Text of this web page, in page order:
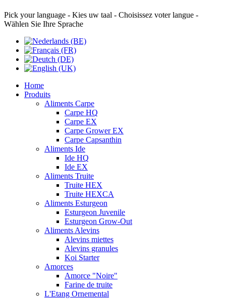
Pick your language - Kies uw taal - Choisissez voter langue -
Wählen Sie Ihre Sprache
Home
Produits
Aliments Carpe
Carpe HQ
Carpe EX
Carpe Grower EX
Carpe Capsanthin
Aliments Ide
Ide HQ
Ide EX
Aliments Truite
Truite HEX
Truite HEXCA
Aliments Esturgeon
Esturgeon Juvenile
Esturgeon Grow-Out
Aliments Alevins
Alevins miettes
Alevins granules
Koi Starter
Amorces
Amorce "Noire"
Farine de truite
L'Etang Ornemental